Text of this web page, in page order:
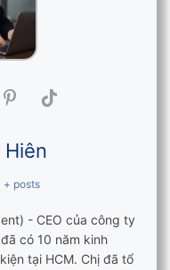
+ posts
- CEO của công ty
có 10 năm kinh
tại HCM. Chị đã tổ